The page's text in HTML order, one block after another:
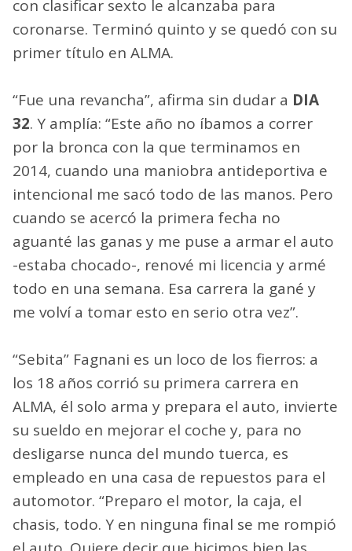
con clasificar sexto le alcanzaba para
coronarse. Terminó quinto y se quedó con su
primer título en ALMA.
“Fue una revancha”, afirma sin dudar a DIA
32. Y amplía: “Este año no íbamos a correr
por la bronca con la que terminamos en
2014, cuando una maniobra antideportiva e
intencional me sacó todo de las manos. Pero
cuando se acercó la primera fecha no
aguanté las ganas y me puse a armar el auto
-estaba chocado-, renové mi licencia y armé
todo en una semana. Esa carrera la gané y
me volví a tomar esto en serio otra vez”.
“Sebita” Fagnani es un loco de los fierros: a
los 18 años corrió su primera carrera en
ALMA, él solo arma y prepara el auto, invierte
su sueldo en mejorar el coche y, para no
desligarse nunca del mundo tuerca, es
empleado en una casa de repuestos para el
automotor. “Preparo el motor, la caja, el
chasis, todo. Y en ninguna final se me rompió